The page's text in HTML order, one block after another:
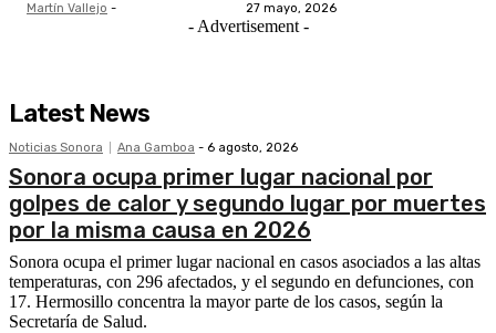
Martín Vallejo - 27 mayo, 2026
- Advertisement -
Latest News
Noticias Sonora Ana Gamboa - 6 agosto, 2026
Sonora ocupa primer lugar nacional por
golpes de calor y segundo lugar por muertes
por la misma causa en 2026
Sonora ocupa el primer lugar nacional en casos asociados a las altas
temperaturas, con 296 afectados, y el segundo en defunciones, con
17. Hermosillo concentra la mayor parte de los casos, según la
Secretaría de Salud.